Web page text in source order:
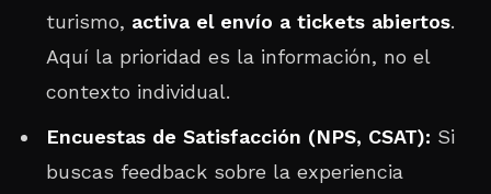
turismo, activa el envío a tickets abiertos.
Aquí la prioridad es la información, no el
contexto individual.
Encuestas de Satisfacción (NPS, CSAT): Si
buscas feedback sobre la experiencia